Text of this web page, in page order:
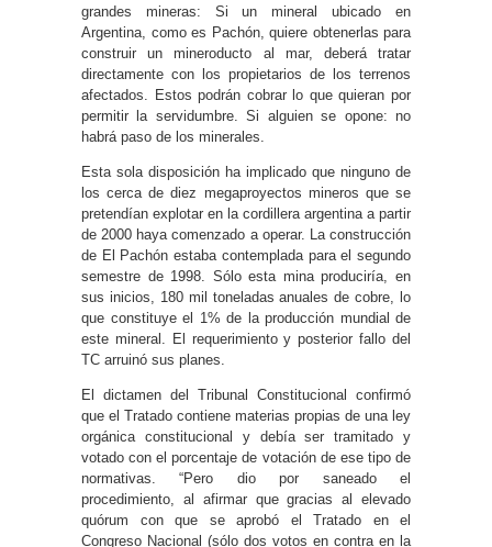
grandes mineras: Si un mineral ubicado en
Argentina, como es Pachón, quiere obtenerlas para
construir un mineroducto al mar, deberá tratar
directamente con los propietarios de los terrenos
afectados. Estos podrán cobrar lo que quieran por
permitir la servidumbre. Si alguien se opone: no
habrá paso de los minerales.
Esta sola disposición ha implicado que ninguno de
los cerca de diez megaproyectos mineros que se
pretendían explotar en la cordillera argentina a partir
de 2000 haya comenzado a operar. La construcción
de El Pachón estaba contemplada para el segundo
semestre de 1998. Sólo esta mina produciría, en
sus inicios, 180 mil toneladas anuales de cobre, lo
que constituye el 1% de la producción mundial de
este mineral. El requerimiento y posterior fallo del
TC arruinó sus planes.
El dictamen del Tribunal Constitucional confirmó
que el Tratado contiene materias propias de una ley
orgánica constitucional y debía ser tramitado y
votado con el porcentaje de votación de ese tipo de
normativas. “Pero dio por saneado el
procedimiento, al afirmar que gracias al elevado
quórum con que se aprobó el Tratado en el
Congreso Nacional (sólo dos votos en contra en la